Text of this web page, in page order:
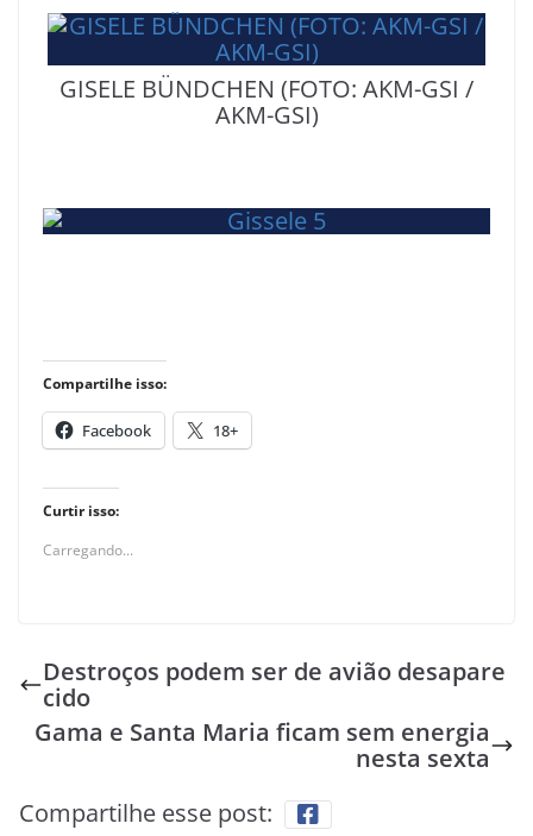
GISELE BÜNDCHEN (FOTO: AKM-GSI /
AKM-GSI)
Compartilhe isso:
Facebook 18+
Curtir isso:
Carregando...
Destroços podem ser de avião desapare
cido
Gama e Santa Maria ficam sem energia
nesta sexta
Compartilhe esse post: